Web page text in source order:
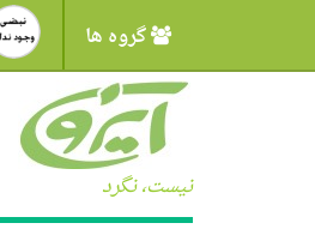
گروه ها
نیست، نگرد